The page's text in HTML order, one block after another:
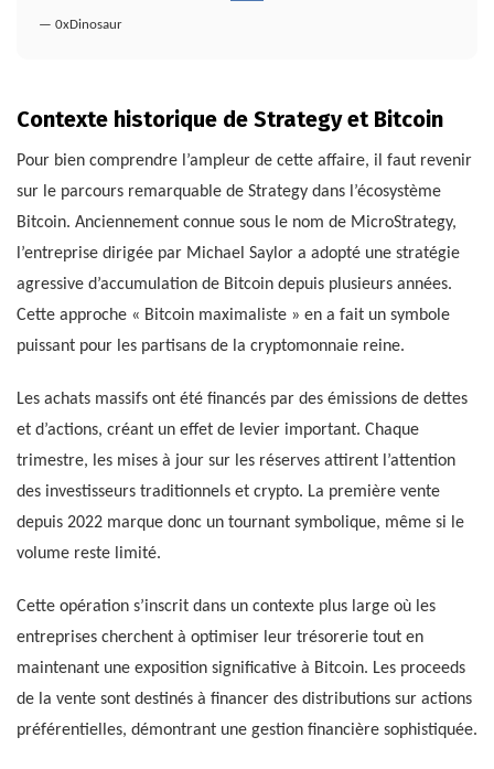
— 0xDinosaur
Contexte historique de Strategy et Bitcoin
Pour bien comprendre l’ampleur de cette affaire, il faut revenir
sur le parcours remarquable de Strategy dans l’écosystème
Bitcoin. Anciennement connue sous le nom de MicroStrategy,
l’entreprise dirigée par Michael Saylor a adopté une stratégie
agressive d’accumulation de Bitcoin depuis plusieurs années.
Cette approche « Bitcoin maximaliste » en a fait un symbole
puissant pour les partisans de la cryptomonnaie reine.
Les achats massifs ont été financés par des émissions de dettes
et d’actions, créant un effet de levier important. Chaque
trimestre, les mises à jour sur les réserves attirent l’attention
des investisseurs traditionnels et crypto. La première vente
depuis 2022 marque donc un tournant symbolique, même si le
volume reste limité.
Cette opération s’inscrit dans un contexte plus large où les
entreprises cherchent à optimiser leur trésorerie tout en
maintenant une exposition significative à Bitcoin. Les proceeds
de la vente sont destinés à financer des distributions sur actions
préférentielles, démontrant une gestion financière sophistiquée.